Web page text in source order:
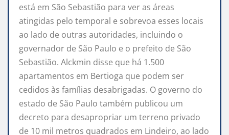
está em São Sebastião para ver as áreas
atingidas pelo temporal e sobrevoa esses locais
ao lado de outras autoridades, incluindo o
governador de São Paulo e o prefeito de São
Sebastião. Alckmin disse que há 1.500
apartamentos em Bertioga que podem ser
cedidos às famílias desabrigadas. O governo do
estado de São Paulo também publicou um
decreto para desapropriar um terreno privado
de 10 mil metros quadrados em Lindeiro, ao lado